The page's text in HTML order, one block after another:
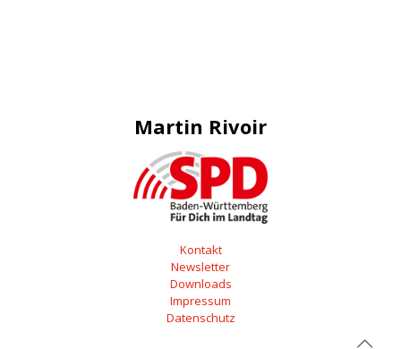
Martin Rivoir
Kontakt
Newsletter
Downloads
Impressum
Datenschutz